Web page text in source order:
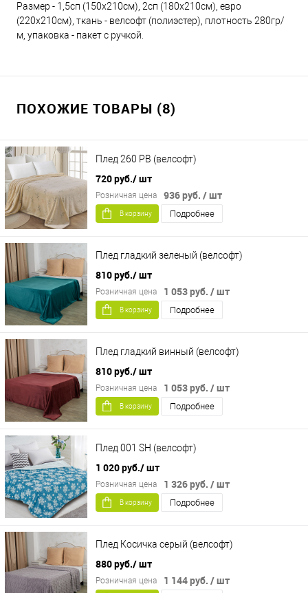
Размер - 1,5сп (150х210см), 2сп (180х210см), евро
(220х210см), ткань - велсофт (полиэстер), плотность 280гр/
м, упаковка - пакет с ручкой.
ПОХОЖИЕ ТОВАРЫ (8)
Плед 260 PB (велсофт)
720 руб./ шт
936 руб. / шт
Розничная цена
В корзину Подробнее
Плед гладкий зеленый (велсофт)
810 руб./ шт
1 053 руб. / шт
Розничная цена
В корзину Подробнее
Плед гладкий винный (велсофт)
810 руб./ шт
1 053 руб. / шт
Розничная цена
В корзину Подробнее
Плед 001 SH (велсофт)
1 020 руб./ шт
1 326 руб. / шт
Розничная цена
В корзину Подробнее
Плед Косичка серый (велсофт)
880 руб./ шт
1 144 руб. / шт
Розничная цена